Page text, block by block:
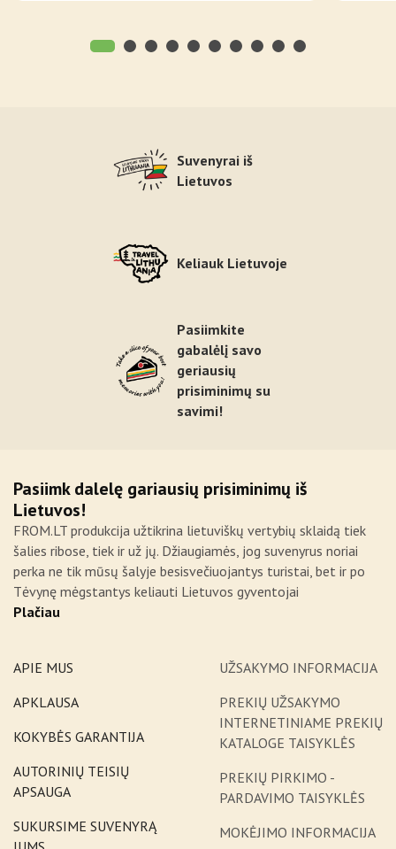
Suvenyrai iš
Lietuvos
Keliauk Lietuvoje
Pasiimkite
gabalėlį savo
geriausių
prisiminimų su
savimi!
Pasiimk dalelę gariausių prisiminimų iš
Lietuvos!
FROM.LT produkcija užtikrina lietuviškų vertybių sklaidą tiek
šalies ribose, tiek ir už jų. Džiaugiamės, jog suvenyrus noriai
perka ne tik mūsų šalyje besisvečiuojantys turistai, bet ir po
Tėvynę mėgstantys keliauti Lietuvos gyventojai
Plačiau
APIE MUS
APKLAUSA
KOKYBĖS GARANTIJA
AUTORINIŲ TEISIŲ
APSAUGA
SUKURSIME SUVENYRĄ
UŽSAKYMO INFORMACIJA
PREKIŲ UŽSAKYMO
INTERNETINIAME PREKIŲ
KATALOGE TAISYKLĖS
PREKIŲ PIRKIMO -
PARDAVIMO TAISYKLĖS
MOKĖJIMO INFORMACIJA